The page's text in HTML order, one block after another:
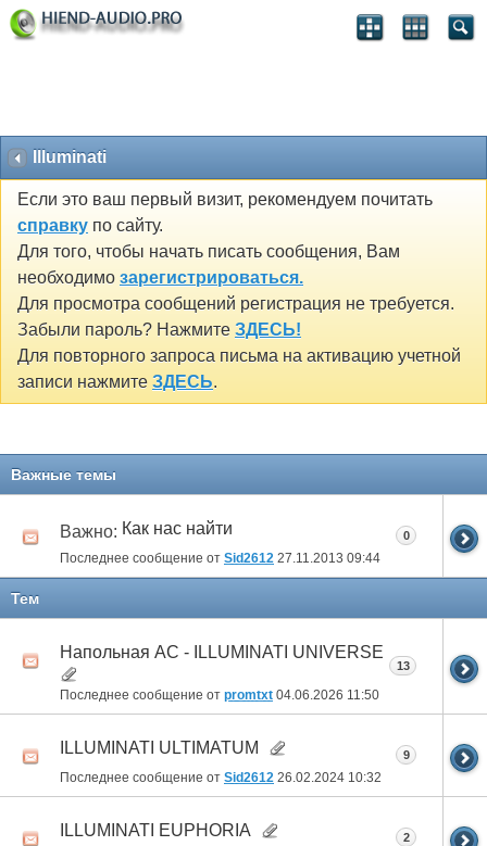
Illuminati
Если это ваш первый визит, рекомендуем почитать
справку по сайту.
Для того, чтобы начать писать сообщения, Вам
необходимо зарегистрироваться.
Для просмотра сообщений регистрация не требуется.
Забыли пароль? Нажмите ЗДЕСЬ!
Для повторного запроса письма на активацию учетной
записи нажмите ЗДЕСЬ.
Важные темы
Важно: Как нас найти
Последнее сообщение от Sid2612 27.11.2013 09:44
0
Тем
Напольная АС - ILLUMINATI UNIVERSE
Последнее сообщение от promtxt 04.06.2026 11:50
13
ILLUMINATI ULTIMATUM
Последнее сообщение от Sid2612 26.02.2024 10:32
9
ILLUMINATI EUPHORIA 2